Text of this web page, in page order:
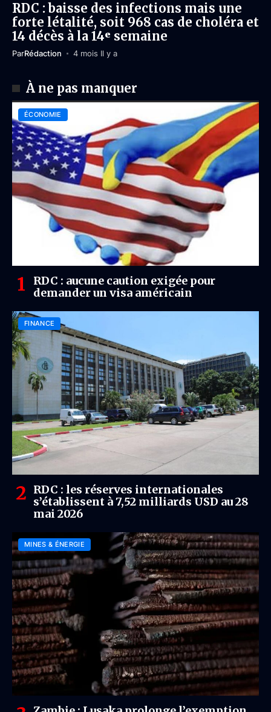
RDC : baisse des infections mais une
forte létalité, soit 968 cas de choléra et
14 décès à la 14ᵉ semaine
ParRédaction 4 mois Il y a
À ne pas manquer
ÉCONOMIE
RDC : aucune caution exigée pour
demander un visa américain
FINANCE
RDC : les réserves internationales
s’établissent à 7,52 milliards USD au 28
mai 2026
MINES & ÉNERGIE